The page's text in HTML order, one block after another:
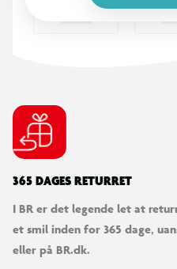
365 DAGES RETURRET
I BR er det legende let at
et smil inden for 365 dage,
eller på BR.dk.